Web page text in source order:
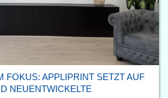
FOKUS: APPLIPRINT SETZT AUF
NEUENTWICKELTE